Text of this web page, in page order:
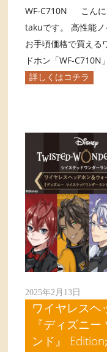
WF-C710N こんに
takuです。 高性能ノ
お手頃価格で買える
ドホン「WF-
詳しくはコチラ
2025年2月13日
ワイヤレスヘ
『ディズニ
ンド』 Edition